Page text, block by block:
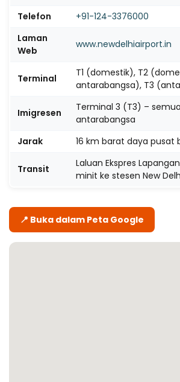
Telefon
+91-124-3376000
Laman
Web
www.newdelhiairport.in
Terminal
T1 (domestik), T2
antarabangsa), T3
Imigresen
Terminal 3 (T3) –
antarabangsa
Jarak
16 km barat daya pusat
Transit
Laluan Ekspres
minit ke stesen New
📍 Buka dalam Peta Google